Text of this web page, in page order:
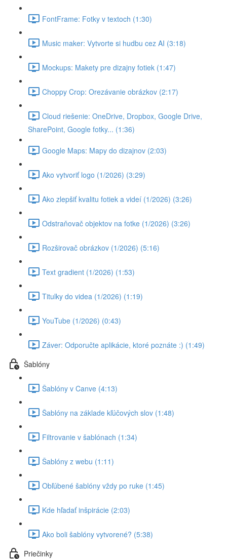
FontFrame: Fotky v textoch (1:30)
Music maker: Vytvorte si hudbu cez AI (3:18)
Mockups: Makety pre dizajny fotiek (1:47)
Choppy Crop: Orezávanie obrázkov (2:17)
Cloud riešenie: OneDrive, Dropbox, Google Drive,
SharePoint, Google fotky... (1:36)
Google Maps: Mapy do dizajnov (2:03)
Ako vytvoriť logo (1/2026) (3:29)
Ako zlepšiť kvalitu fotiek a videí (1/2026) (3:26)
Odstraňovač objektov na fotke (1/2026) (3:26)
Rozširovač obrázkov (1/2026) (5:16)
Text gradient (1/2026) (1:53)
Titulky do videa (1/2026) (1:19)
YouTube (1/2026) (0:43)
Záver: Odporučte aplikácie, ktoré poznáte :) (1:49)
Šablóny
Šablóny v Canve (4:13)
Šablóny na základe kľúčových slov (1:48)
Filtrovanie v šablónach (1:34)
Šablóny z webu (1:11)
Obľúbené šablóny vždy po ruke (1:45)
Kde hľadať inšpirácie (2:03)
Ako boli šablóny vytvorené? (5:38)
Priečinky